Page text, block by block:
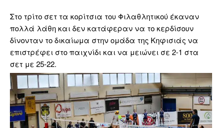
Στο τρίτο σετ τα κορίτσια του Φιλαθλητικού έκαναν
πολλά λάθη και δεν κατάφεραν να το κερδίσουν
δίνονταν το δικαίωμα στην ομάδα της Κηφισιάς να
επιστρέφει στο παιχνίδι και να μειώνει σε 2-1 στα
σετ με 25-22.